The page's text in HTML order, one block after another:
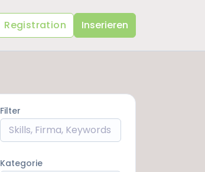
Registration Inserieren
Filter
Kategorie